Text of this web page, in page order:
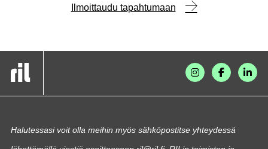
Ilmoittaudu tapahtumaan
Halutessasi voit olla meihin myös sähköpostitse yhteydessä